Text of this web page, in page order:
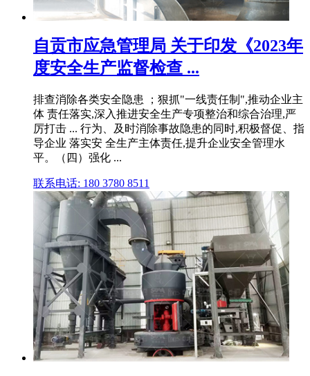
自贡市应急管理局 关于印发《2023年
度安全生产监督检查 ...
排查消除各类安全隐患 ；狠抓"一线责任制",推动企业主
体 责任落实,深入推进安全生产专项整治和综合治理,严
厉打击 ... 行为、及时消除事故隐患的同时,积极督促、指
导企业 落实安 全生产主体责任,提升企业安全管理水
平。（四）强化 ...
联系电话: 180 3780 8511